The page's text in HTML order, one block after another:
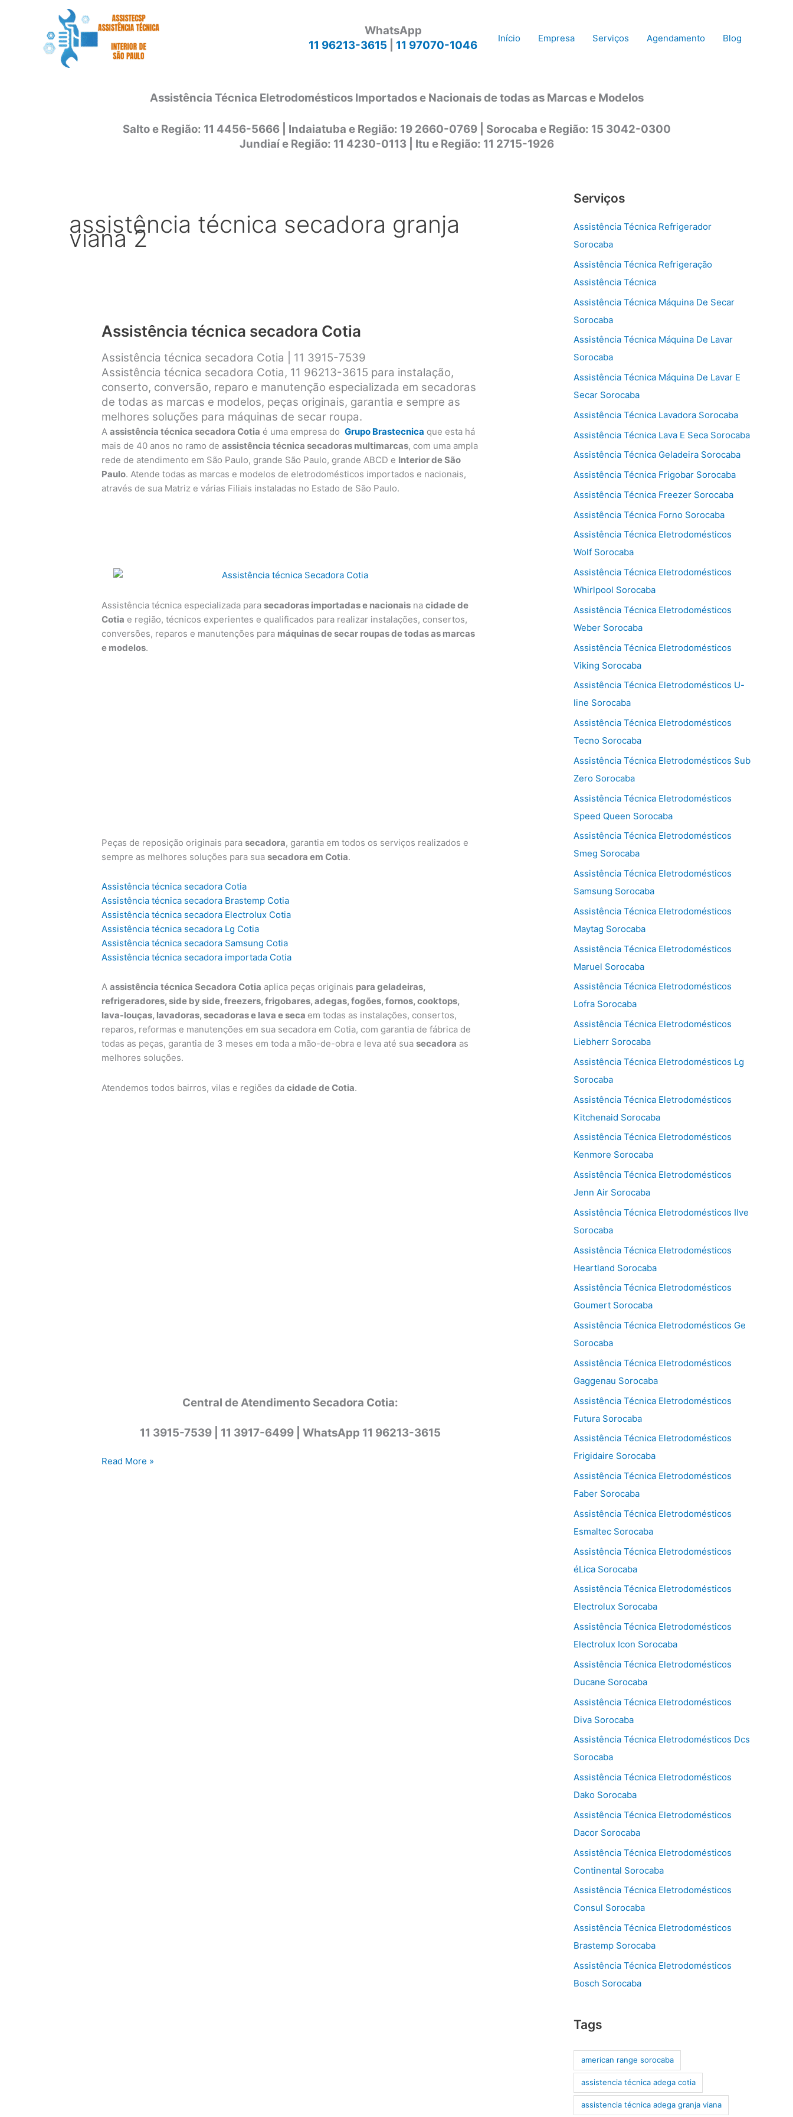
WhatsApp
11 96213-3615
11 97070-1046
Início Empresa Serviços Agendamento Blog
Assistência Técnica Eletrodomésticos Importados e Nacionais de todas as Marcas e Modelos
Salto e Região: 11 4456-5666 | Indaiatuba e Região: 19 2660-0769 | Sorocaba e Região: 15 3042-0300
Jundiaí e Região: 11 4230-0113 | Itu e Região: 11 2715-1926
assistência técnica secadora granja
viana 2
Assistência técnica secadora Cotia
Assistência técnica secadora Cotia | 11 3915-7539
Assistência técnica secadora Cotia, 11 96213-3615 para instalação,
conserto, conversão, reparo e manutenção especializada em secadoras
de todas as marcas e modelos, peças originais, garantia e sempre as
melhores soluções para máquinas de secar roupa.
Aassistência técnica secadora Cotia é uma empresa doGrupo Brastecnica que esta há
mais de 40 anos no ramo deassistência técnica secadoras multimarcas, com uma ampla
rede de atendimento em São Paulo, grande São Paulo, grande ABCD e Interior de São
Paulo. Atende todas as marcas e modelos de eletrodomésticos importados e nacionais,
através de sua Matriz e várias Filiais instaladas no Estado de São Paulo.
Assistência técnica especializada parasecadoras importadas e nacionais nacidade de
Cotia e região, técnicos experientes e qualificados para realizar instalações, consertos,
conversões, reparos e manutenções para máquinas de secar roupas de todas as marcas
e modelos.
Peças de reposição originais parasecadora, garantia em todos os serviços realizados e
sempre as melhores soluções para suasecadora em Cotia.
Assistência técnica secadora Cotia
Assistência técnica secadora Brastemp Cotia
Assistência técnica secadora Electrolux Cotia
Assistência técnica secadora Lg Cotia
Assistência técnica secadora Samsung Cotia
Assistência técnica secadora importada Cotia
Aassistência técnica Secadora Cotia aplica peças originais para geladeiras,
refrigeradores, side by side, freezers, frigobares, adegas, fogões, fornos, cooktops,
lava-louças, lavadoras, secadoras e lava e seca em todas as instalações, consertos,
reparos, reformas e manutenções em sua secadora em Cotia, com garantia de fábrica de
todas as peças, garantia de 3 meses em toda a mão-de-obra e leva até suasecadora as
melhores soluções.
Atendemos todos bairros, vilas e regiões dacidade de Cotia.
Central de Atendimento Secadora Cotia:
11 3915-7539 | 11 3917-6499 | WhatsApp 11 96213-3615
Assistência
Read More »
Serviços
Assistência Técnica Refrigerador
Sorocaba
Assistência Técnica Refrigeração
Assistência Técnica
Assistência Técnica Máquina De Secar
Sorocaba
Assistência Técnica Máquina De Lavar
Sorocaba
Assistência Técnica Máquina De Lavar E
Secar Sorocaba
Assistência Técnica Lavadora Sorocaba
Assistência Técnica Lava E Seca Sorocaba
Assistência Técnica Geladeira Sorocaba
Assistência Técnica Frigobar Sorocaba
Assistência Técnica Freezer Sorocaba
Assistência Técnica Forno Sorocaba
Assistência Técnica Eletrodomésticos
Wolf Sorocaba
Assistência Técnica Eletrodomésticos
Whirlpool Sorocaba
Assistência Técnica Eletrodomésticos
Weber Sorocaba
Assistência Técnica Eletrodomésticos
Viking Sorocaba
Assistência Técnica Eletrodomésticos U-
line Sorocaba
Assistência Técnica Eletrodomésticos
Tecno Sorocaba
Assistência Técnica Eletrodomésticos Sub
Zero Sorocaba
Assistência Técnica Eletrodomésticos
Speed Queen Sorocaba
Assistência Técnica Eletrodomésticos
Smeg Sorocaba
Assistência Técnica Eletrodomésticos
Samsung Sorocaba
Assistência Técnica Eletrodomésticos
Maytag Sorocaba
Assistência Técnica Eletrodomésticos
Maruel Sorocaba
Assistência Técnica Eletrodomésticos
Lofra Sorocaba
Assistência Técnica Eletrodomésticos
Liebherr Sorocaba
Assistência Técnica Eletrodomésticos Lg
Sorocaba
Assistência Técnica Eletrodomésticos
Kitchenaid Sorocaba
Assistência Técnica Eletrodomésticos
Kenmore Sorocaba
Assistência Técnica Eletrodomésticos
Jenn Air Sorocaba
Assistência Técnica Eletrodomésticos Ilve
Sorocaba
Assistência Técnica Eletrodomésticos
Heartland Sorocaba
Assistência Técnica Eletrodomésticos
Goumert Sorocaba
Assistência Técnica Eletrodomésticos Ge
Sorocaba
Assistência Técnica Eletrodomésticos
Gaggenau Sorocaba
Assistência Técnica Eletrodomésticos
Futura Sorocaba
Assistência Técnica Eletrodomésticos
Frigidaire Sorocaba
Assistência Técnica Eletrodomésticos
Faber Sorocaba
Assistência Técnica Eletrodomésticos
Esmaltec Sorocaba
Assistência Técnica Eletrodomésticos
éLica Sorocaba
Assistência Técnica Eletrodomésticos
Electrolux Sorocaba
Assistência Técnica Eletrodomésticos
Electrolux Icon Sorocaba
Assistência Técnica Eletrodomésticos
Ducane Sorocaba
Assistência Técnica Eletrodomésticos
Diva Sorocaba
Assistência Técnica Eletrodomésticos Dcs
Sorocaba
Assistência Técnica Eletrodomésticos
Dako Sorocaba
Assistência Técnica Eletrodomésticos
Dacor Sorocaba
Assistência Técnica Eletrodomésticos
Continental Sorocaba
Assistência Técnica Eletrodomésticos
Consul Sorocaba
Assistência Técnica Eletrodomésticos
Brastemp Sorocaba
Assistência Técnica Eletrodomésticos
Bosch Sorocaba
Tags
american range sorocaba
assistencia técnica adega cotia
assistencia técnica adega granja viana